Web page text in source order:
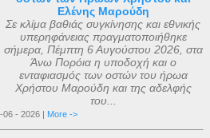
Ελένης Μαρούδη
Σε κλίμα βαθιάς συγκίνησης και εθνικής
υπερηφάνειας πραγματοποιήθηκε
σήμερα, Πέμπτη 6 Αυγούστου 2026, στα
Άνω Πορόια η υποδοχή και ο
ενταφιασμός των οστών του ήρωα
Χρήστου Μαρούδη και της αδελφής
του...
06 - 2026 | More ->